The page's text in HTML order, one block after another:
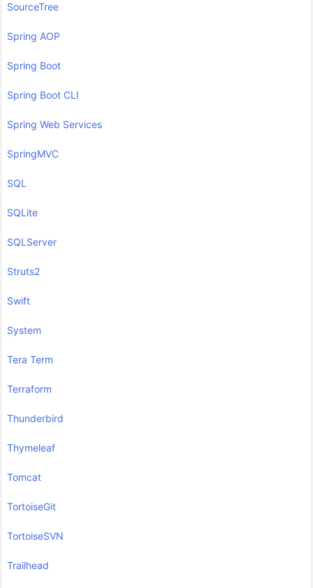
SourceTree
Spring AOP
Spring Boot
Spring Boot CLI
Spring Web Services
SpringMVC
SQL
SQLite
SQLServer
Struts2
Swift
System
Tera Term
Terraform
Thunderbird
Thymeleaf
Tomcat
TortoiseGit
TortoiseSVN
Trailhead